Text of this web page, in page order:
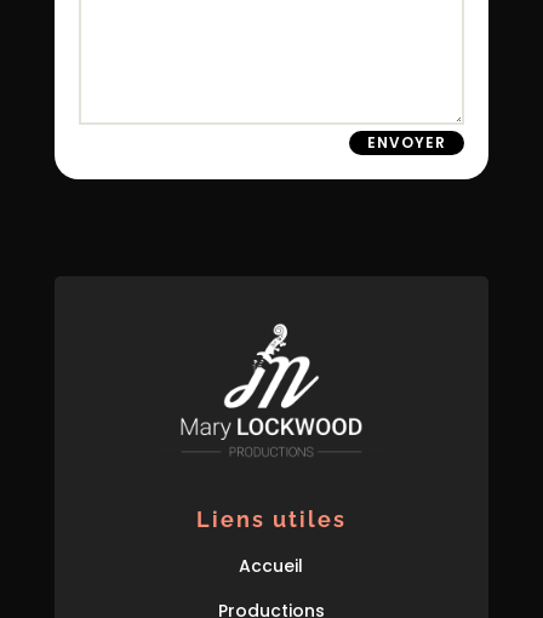
ENVOYER
Liens utiles
Accueil
Productions